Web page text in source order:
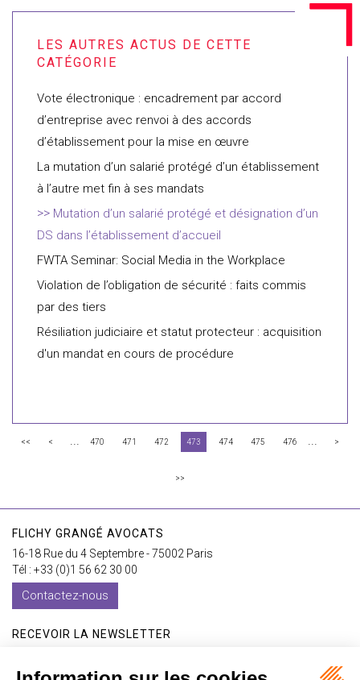
Vote électronique : encadrement par accord
d’entreprise avec renvoi à des accords
d’établissement pour la mise en œuvre
La mutation d’un salarié protégé d’un établissement
à l’autre met fin à ses mandats
Mutation d’un salarié protégé et désignation d’un
DS dans l’établissement d’accueil
FWTA Seminar: Social Media in the Workplace
Violation de l’obligation de sécurité : faits commis
par des tiers
Résiliation judiciaire et statut protecteur : acquisition
d'un mandat en cours de procédure
<< < ... 470 471 472 473 474 475 476 ... >
>>
FLICHY GRANGÉ AVOCATS
16-18 Rue du 4 Septembre - 75002 Paris
Tél : +33 (0)1 56 62 30 00
Contactez-nous
RECEVOIR LA NEWSLETTER
Je m'inscris